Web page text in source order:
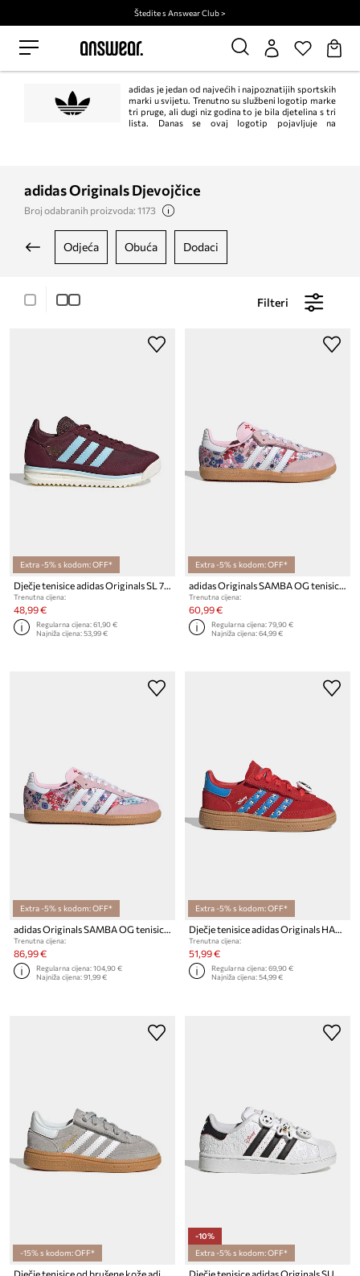
Štedite s Answear Club >
adidas je jedan od najvećih i najpoznatijih sportskih
marki u svijetu. Trenutno su službeni logotip marke
tri pruge, ali dugi niz godina to je bila djetelina s tri
lista. Danas se ovaj logotip pojavljuje na
adidas Originals Djevojčice
Broj odabranih proizvoda: 1173
odjeća obuća dodaci
Filteri
Extra -5% s kodom: OFF*
Dječje tenisice adidas Originals SL 72 RS
Trenutna cijena:
48,99 €
Regularna cijena:61,90 €
Najniža cijena:53,99 €
Extra -5% s kodom: OFF*
adidas Originals SAMBA OG tenisice za djecu
Trenutna cijena:
60,99 €
Regularna cijena:79,90 €
Najniža cijena:64,99 €
Extra -5% s kodom: OFF*
adidas Originals SAMBA OG tenisice za djecu
Trenutna cijena:
86,99 €
Regularna cijena:104,90 €
Najniža cijena:91,99 €
Extra -5% s kodom: OFF*
Dječje tenisice adidas Originals HANDBALL SPEZIAL
Trenutna cijena:
51,99 €
Regularna cijena:69,90 €
Najniža cijena:54,99 €
-15% s kodom: OFF*
-10%
Extra -5% s kodom: OFF*